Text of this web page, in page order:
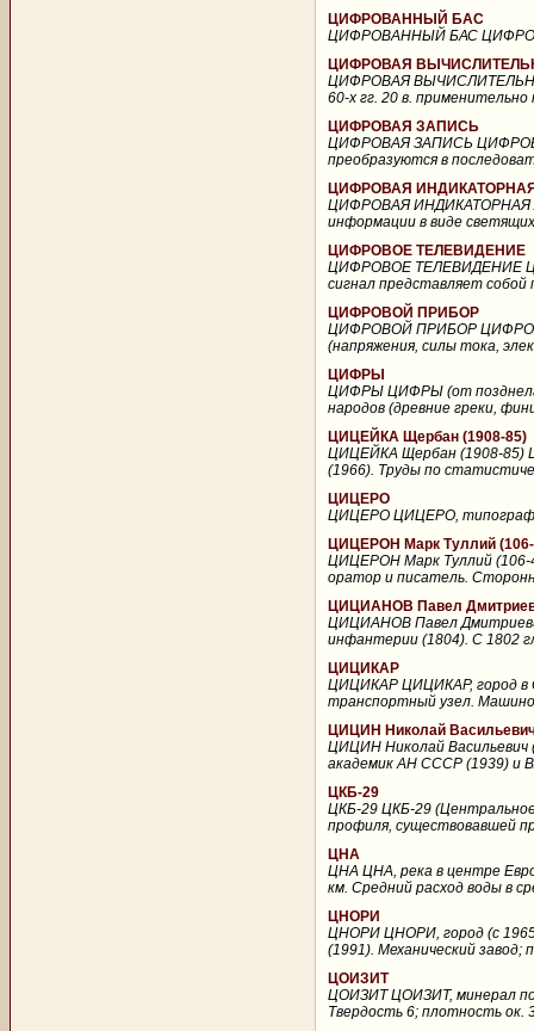
ЦИФРОВАННЫЙ БАС
ЦИФРОВАННЫЙ БАС
ЦИФРОВАЯ
ЦИФРОВАЯ
60-х гг. 20 в.
ЦИФРОВАЯ ЗАПИСЬ
ЦИФРОВАЯ ЗАПИСЬ
преобразуются в
ЦИФРОВАЯ
ЦИФРОВАЯ ИНДИКАТОРНАЯ
информации в виде
ЦИФРОВОЕ ТЕЛЕВИДЕНИЕ
ЦИФРОВОЕ ТЕЛЕВИДЕНИЕ
сигнал представляет собой
ЦИФРОВОЙ ПРИБОР
ЦИФРОВОЙ ПРИБОР
(напряжения, силы тока,
ЦИФРЫ
ЦИФРЫ ЦИФРЫ (от
народов (древние греки,
ЦИЦЕЙКА Щербан (1908-85)
ЦИЦЕЙКА Щербан (1908-85)
(1966). Труды по
ЦИЦЕРО
ЦИЦЕРО ЦИЦЕРО,
ЦИЦЕРОН Марк Туллий (106-
ЦИЦЕРОН Марк Туллий (106-
оратор и писатель.
ЦИЦИАНОВ Павел
ЦИЦИАНОВ Павел
инфантерии (1804). С 1802
ЦИЦИКАР
ЦИЦИКАР ЦИЦИКАР, город в
транспортный узел.
ЦИЦИН Николай
ЦИЦИН Николай Васильевич
академик АН СССР (1939) и
ЦКБ-29
ЦКБ-29 ЦКБ-29
профиля, существовавшей
ЦНА
ЦНА ЦНА, река в центре
км. Средний расход воды в
ЦНОРИ
ЦНОРИ ЦНОРИ, город (с
(1991). Механический завод;
ЦОИЗИТ
ЦОИЗИТ ЦОИЗИТ, минерал
Твердость 6; плотность ок.